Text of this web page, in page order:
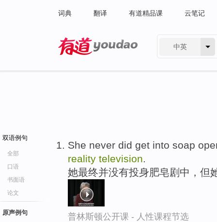
词典 翻译 有道精品课 云笔记
中英
双语例句
全部
口语
书面语
论文
原声例句
She never did get into soap
reality television.
她最终并没有投身肥皂剧中，但
普林斯顿公开课 - 人性课程节选